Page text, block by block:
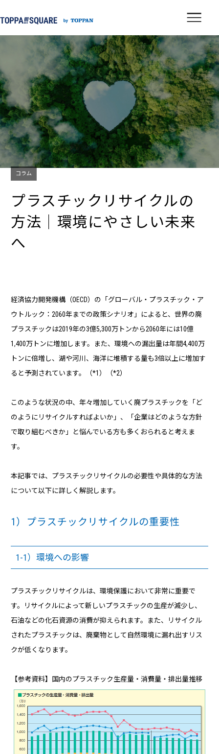
コラム
プラスチックリサイクルの
方法｜環境にやさしい未来
へ
経済協力開発機構（OECD）の「グローバル・プラスチック・ア
ウトルック：2060年までの政策シナリオ」によると、世界の廃
プラスチックは2019年の3億5,300万トンから2060年には10億
1,400万トンに増加します。また、環境への漏出量は年間4,400万
トンに倍増し、湖や河川、海洋に堆積する量も3倍以上に増加す
ると予測されています。（*1）（*2）
このような状況の中、年々増加していく廃プラスチックを「ど
のようにリサイクルすればよいか」、「企業はどのような方針
で取り組むべきか」と悩んでいる方も多くおられると考えま
す。
本記事では、プラスチックリサイクルの必要性や具体的な方法
について以下に詳しく解説します。
1）プラスチックリサイクルの重要性
1-1）環境への影響
プラスチックリサイクルは、環境保護において非常に重要で
す。リサイクルによって新しいプラスチックの生産が減少し、
石油などの化石資源の消費が抑えられます。また、リサイクル
されたプラスチックは、廃棄物として自然環境に漏れ出すリス
クが低くなります。
【参考資料】国内のプラスチック生産量・消費量・排出量推移